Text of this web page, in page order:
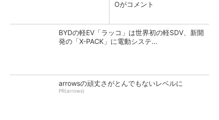
Oがコメント
BYDの軽EV「ラッコ」は世界初の軽SDV、新開
発の「X-PACK」に電動システ...
arrowsの頑丈さがとんでもないレベルに
PR(arrows)